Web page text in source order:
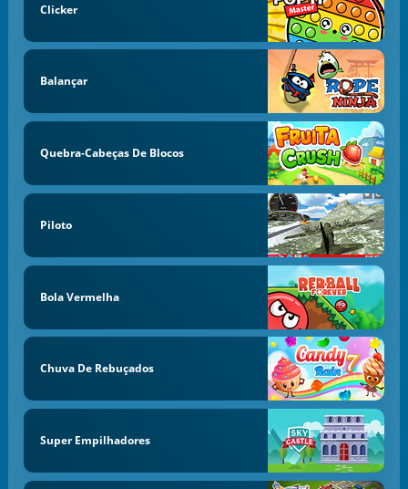
Clicker
Balançar
Quebra-Cabeças De Blocos
Piloto
Bola Vermelha
Chuva De Rebuçados
Super Empilhadores